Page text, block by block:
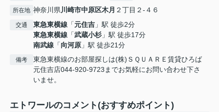
所在地 神奈川県川崎市中原区木月 ２丁目２-４６
交通 東急東横線 「元住吉 」駅 徒歩2分
東急東横線 「武蔵小杉 」駅 徒歩17分
南武線 「向河原 」駅 徒歩21分
備考
東急東横線のお部屋探しは(株)ＳＱＵＡＲＥ賃貸ひろば
元住吉店044-920-9723までお気軽にお問い合わせ下さ
いませ。
エトワールのコメント(おすすめポイント)